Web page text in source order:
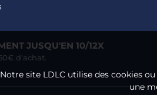
JUSQU'EN 10/12X
d'achat.
Notre site LDLC utilise des cookies
une